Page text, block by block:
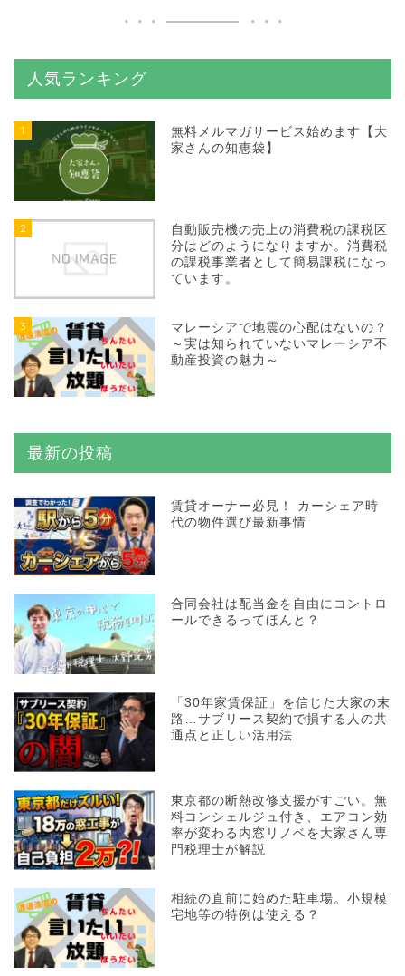
人気ランキング
1
無料メルマガサービス始めます【大
家さんの知恵袋】
2
自動販売機の売上の消費税の課税区
分はどのようになりますか。消費税
の課税事業者として簡易課税になっ
ています。
3
マレーシアで地震の心配はないの？
～実は知られていないマレーシア不
動産投資の魅力～
最新の投稿
賃貸オーナー必見！ カーシェア時
代の物件選び最新事情
合同会社は配当金を自由にコントロ
ールできるってほんと？
「30年家賃保証」を信じた大家の末
路…サブリース契約で損する人の共
通点と正しい活用法
東京都の断熱改修支援がすごい。無
料コンシェルジュ付き、エアコン効
率が変わる内窓リノベを大家さん専
門税理士が解説
相続の直前に始めた駐車場。小規模
宅地等の特例は使える？